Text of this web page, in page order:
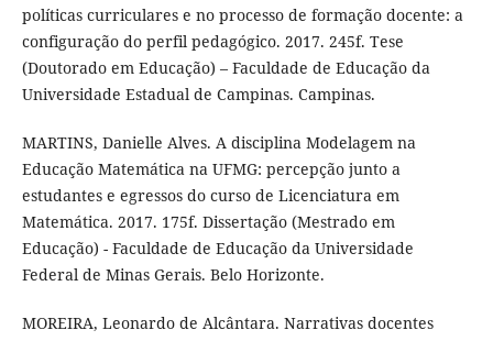
políticas curriculares e no processo de formação docente: a
configuração do perfil pedagógico. 2017. 245f. Tese
(Doutorado em Educação) – Faculdade de Educação da
Universidade Estadual de Campinas. Campinas.
MARTINS, Danielle Alves. A disciplina Modelagem na
Educação Matemática na UFMG: percepção junto a
estudantes e egressos do curso de Licenciatura em
Matemática. 2017. 175f. Dissertação (Mestrado em
Educação) - Faculdade de Educação da Universidade
Federal de Minas Gerais. Belo Horizonte.
MOREIRA, Leonardo de Alcântara. Narrativas docentes